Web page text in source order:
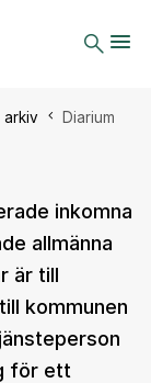
arkiv Diarium
inkomna
allmänna
är till
kommunen
för ett